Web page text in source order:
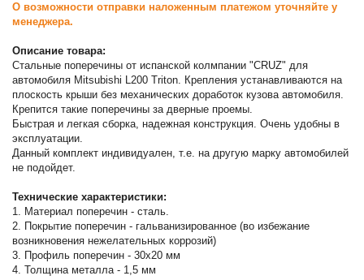
О возможности отправки наложенным платежом уточняйте у
менеджера.
Описание товара:
Стальные поперечины от испанской колмпании "CRUZ" для
автомобиля Mitsubishi L200 Triton. Крепления устанавливаются на
плоскость крыши без механических доработок кузова автомобиля.
Крепится такие поперечины за дверные проемы.
Быстрая и легкая сборка, надежная конструкция. Очень удобны в
эксплуатации.
Данный комплект индивидуален, т.е. на другую марку автомобилей
не подойдет.
Технические характеристики:
1. Материал поперечин - сталь.
2. Покрытие поперечин - гальванизированное (во избежание
возникновения нежелательных коррозий)
3. Профиль поперечин - 30х20 мм
4. Толщина металла - 1,5 мм